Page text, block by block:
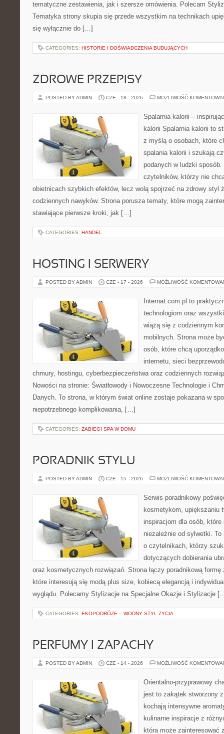
tematyczne zestawienia, jak i szersze omówienia. Polecam
Tematyka strony skupia się przede wszystkim na technikach
się wyłącznie do […]
CATEGORIES: HISTORIE I DOŚWIADCZENIA BUDUJĄCYCH
ZDROWE PRZEPISY
POSTED BY ADMIN CZE - 18 - 2026 MOŻLIWOŚĆ
Spalarnia kalorii –
kalorii Spalarnia kalorii to
z myślą o osobach, które
spalania kalorii i szukają
podanych w ludzki sposób.
czytelników, którzy nie
obietnicach szybkich efektów, lecz wolą spojrzeć na zdrowy styl
codziennych nawyków. Strona porusza tematy, które mogą
stawiające pierwsze kroki, jak […]
CATEGORIES: HANDEL
HOSTING I SERWERY
POSTED BY ADMIN CZE - 17 - 2026 MOŻLIWOŚĆ
Internat.com.pl to
technologiom oraz
wiążą się z codziennym
mobilnych. Strona może
osób, które chcą
internetu, sieci
chmury, hostingu, cyberbezpieczeństwa oraz codziennych
Nowości na stronie: Światłowody i Nowoczesne Technologie i
Danych. To strona, w którym świat online zostaje pokazana w
niepotrzebnego komplikowania, […]
CATEGORIES: ZABIEGI SPA W DOMU
PORADNIK STYLU
POSTED BY ADMIN CZE - 15 - 2026 MOŻLIWOŚĆ
Serwis poradnikowy
kosmetykom, upiększaniu
inspiracjom dla osób,
niezależnie od sylwetki.
o czytelnikach, którzy
dotyczących dobierania
oraz kosmetycznych rozwiązań. Strona łączy poradnikową
które interesują się modą plus size, kobiecą elegancją i
wyglądu. Polecamy Stylizacje na Specjalne Okazje i Stylizacje
CATEGORIES: EKOPODRÓŻE – WODNY STYL ŻYCIA
PERFUMY I ZAPACHY
POSTED BY ADMIN CZE - 14 - 2026 MOŻLIWOŚĆ
Orientalno-przyprawowy
jest to zakątek stworzony
kochają intensywne
kulinarne inspiracje z
która może zainteresować